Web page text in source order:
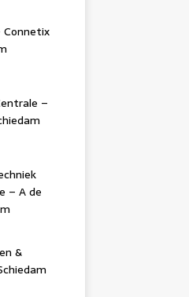
–
– A de
&